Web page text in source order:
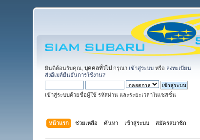
ยินดีต้อนรับคุณ,บุคคลทั่วไป กรุณา เข้าสู่ระบบ หรือ ลงทะเบียน
ส่งอีเมล์ยืนยันการใช้งาน?
เข้าสู่ระบบด้วยชื่อผู้ใช้ รหัสผ่าน และระยะเวลาในเซสชั่น
หน้าแรก ช่วยเหลือ ค้นหา เข้าสู่ระบบ สมัครสมาชิก